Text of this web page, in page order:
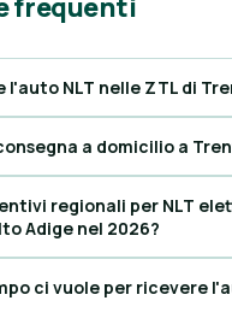
frequenti
l'auto NLT nelle ZTL di
a domicilio a
regionali per NLT
Adige nel 2026?
ci vuole per ricevere